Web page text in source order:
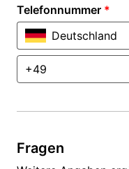
Telefonnummer *
Deutschland
Fragen